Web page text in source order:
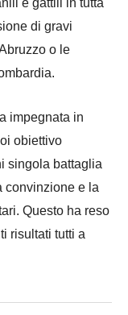
e gattili in tutta
di gravi
o le
impegnata in
obiettivo
singola battaglia
convinzione e la
Questo ha reso
risultati tutti a